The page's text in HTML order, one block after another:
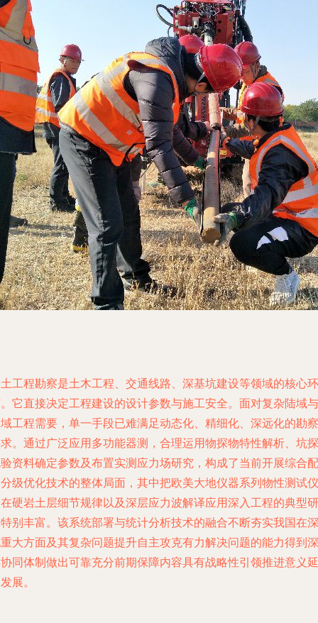
工程勘察是土木工程、交通线路、深基坑建设等领域的核心环
它直接决定工程建设的设计参数与施工安全。面对复杂陆域与
工程需要，单一手段已难满足动态化、精细化、深远化的勘察
。通过广泛应用多功能器测，合理运用物探物特性解析、坑探
资料确定参数及布置实测应力场研究，构成了当前开展综合配
级优化技术的整体局面，其中把欧美大地仪器系列物性测试仪
硬岩土层细节规律以及深层应力波解译应用深入工程的典型研
别丰富。该系统部署与统计分析技术的融合不断夯实我国在深
大方面及其复杂问题提升自主攻克有力解决问题的能力得到深
同体制做出可靠充分前期保障内容具有战略性引领推进意义延
展。